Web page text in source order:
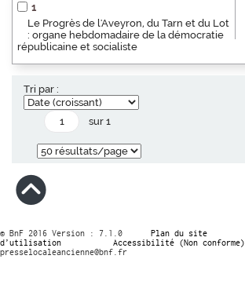
1
Le Progrès de l'Aveyron, du Tarn et du Lot
: organe hebdomadaire de la démocratie
républicaine et socialiste
Tri par :
sur 1
© BnF 2016 Version : 7.1.0 Plan du site
d’utilisation
Accessibilité (Non conforme)
presselocaleancienne@bnf.fr